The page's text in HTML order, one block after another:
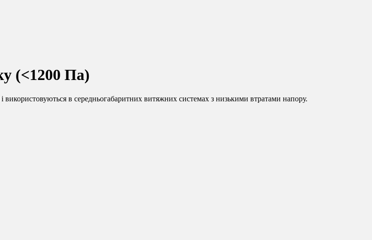
(<1200 Па)
використовуються в середньогабаритних витяжних системах з низькими втратами напору.